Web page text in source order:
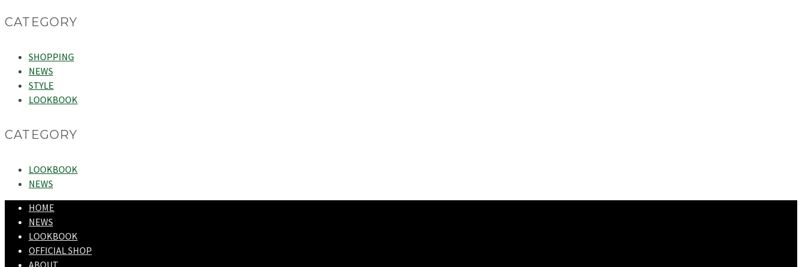
CATEGORY
SHOPPING
NEWS
STYLE
LOOKBOOK
CATEGORY
LOOKBOOK
NEWS
HOME
NEWS
LOOKBOOK
OFFICIAL SHOP